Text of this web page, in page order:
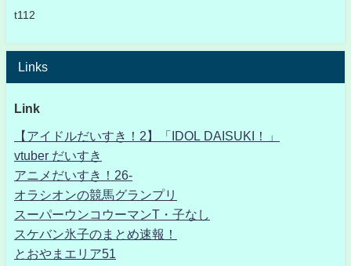
t112
Links
Link
【アイドルだいすき！2】「IDOL DAISUKI！」
vtuber だいすき
アニメだいすき！26-
オラシオンの競馬グランプリ
スーパーウンコウーマンT・子なし
スケバン氷子のまとめ速報！
とおやまエリア51